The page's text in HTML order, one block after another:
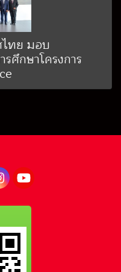
ทย มอบ
ศึกษาโครงการ